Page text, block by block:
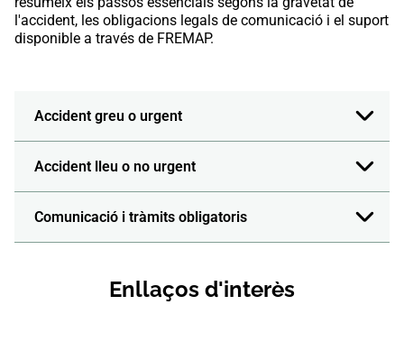
61
Autònoms
l'accident, les obligacions legals de comunicació i el suport
disponible a través de FREMAP.
Accident greu o urgent
Accident lleu o no urgent
Comunicació i tràmits obligatoris
Enllaços d'interès